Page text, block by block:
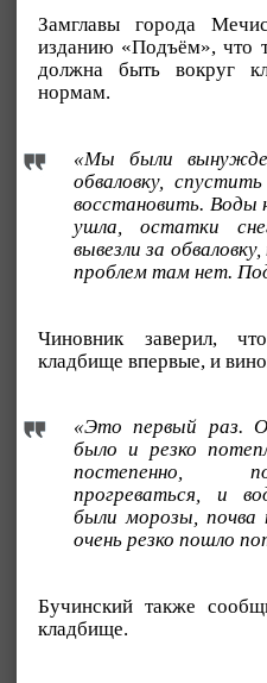
Замглавы города
изданию «Подъём», что
должна быть вокруг
нормам.
«Мы были
обваловку,
восстановить. Воды
ушла, остатки
вывезли за
проблем там нет.
Чиновник заверил,
кладбище впервые, и
«Это первый раз.
было и резко
постепенно,
прогреваться, и
были морозы, почва
очень резко пошло
Бучинский также
кладбище.